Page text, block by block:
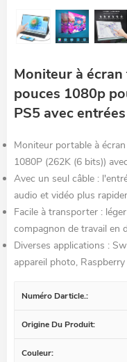
Moniteur à
pouces 1080p
PS5 avec
Moniteur portable à
1080P (262K (6 bits))
Avec un seul câble :
audio et vidéo plus
Facile à transporter :
compagnon de travail en
Diverses applications :
appareil photo,
Numéro Darticle.:
Origine Du Produit:
Couleur: